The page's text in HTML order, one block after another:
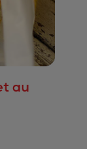
au